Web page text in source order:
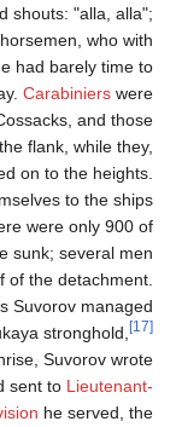
shouts: "alla, alla";
who with
had barely time to
Carabiniers were
and those
flank, while they,
on to the heights.
to the ships
were only 900 of
sunk; several men
of the detachment.
Suvorov managed
stronghold,
[17]
Suvorov wrote
sent to Lieutenant-
he served, the